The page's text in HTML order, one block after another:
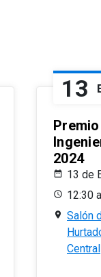
13
2024
13 de
12:30
Salón
Central